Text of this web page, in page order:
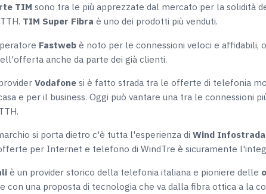
TIM sono tra le più apprezzate dal mercato per la solidità
TIM Super Fibra è uno dei prodotti più venduti.
Fastweb è noto per le connessioni veloci e
anche da parte dei già clienti.
Vodafone si è fatto strada tra le offerte di telefonia
e per il business. Oggi può vantare una tra le connessioni
si porta dietro c'è tutta l'esperienza di Wind Infostrada
per Internet e telefono di WindTre è sicuramente
è un provider storico della telefonia italiana e pioniere delle
con una proposta di tecnologia che va dalla fibra ottica a la